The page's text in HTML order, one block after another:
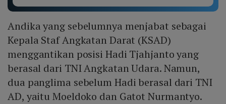
Andika yang sebelumnya menjabat sebagai
Kepala Staf Angkatan Darat (KSAD)
menggantikan posisi Hadi Tjahjanto yang
berasal dari TNI Angkatan Udara. Namun,
dua panglima sebelum Hadi berasal dari TNI
AD, yaitu Moeldoko dan Gatot Nurmantyo.